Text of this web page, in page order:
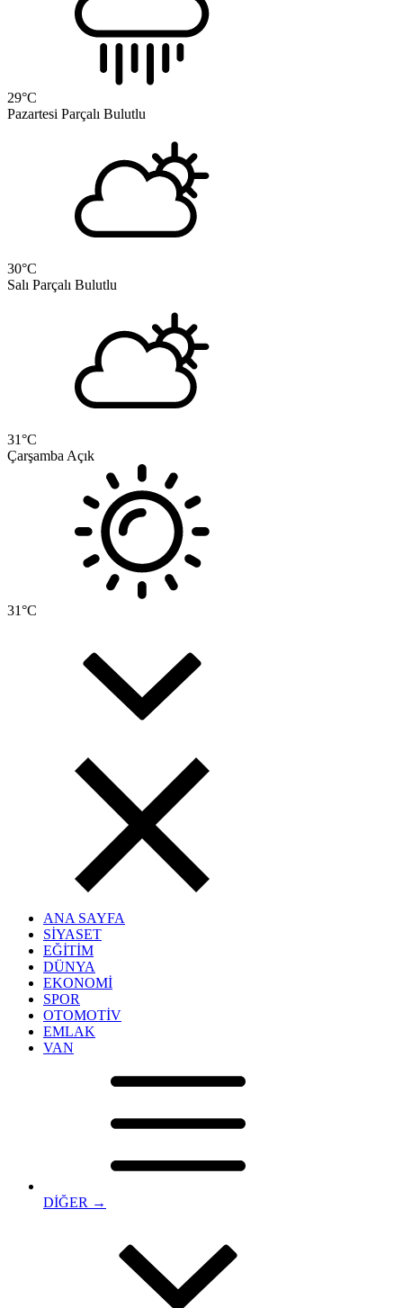
29°C
Pazartesi Parçalı Bulutlu
30°C
Salı Parçalı Bulutlu
31°C
Çarşamba Açık
31°C
ANA SAYFA
SİYASET
EĞİTİM
DÜNYA
EKONOMİ
SPOR
OTOMOTİV
EMLAK
VAN
DİĞER →